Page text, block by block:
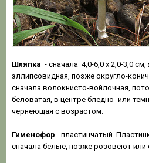
Шляпка - сначала 4,0-6,0 х 2,0-3,0
эллипсовидная, позже округло-
сначала волокнисто-войлочная,
беловатая, в центре бледно- или
чернеющая с возрастом.
Гименофор - пластинчатый.
сначала белые, позже розовеют или